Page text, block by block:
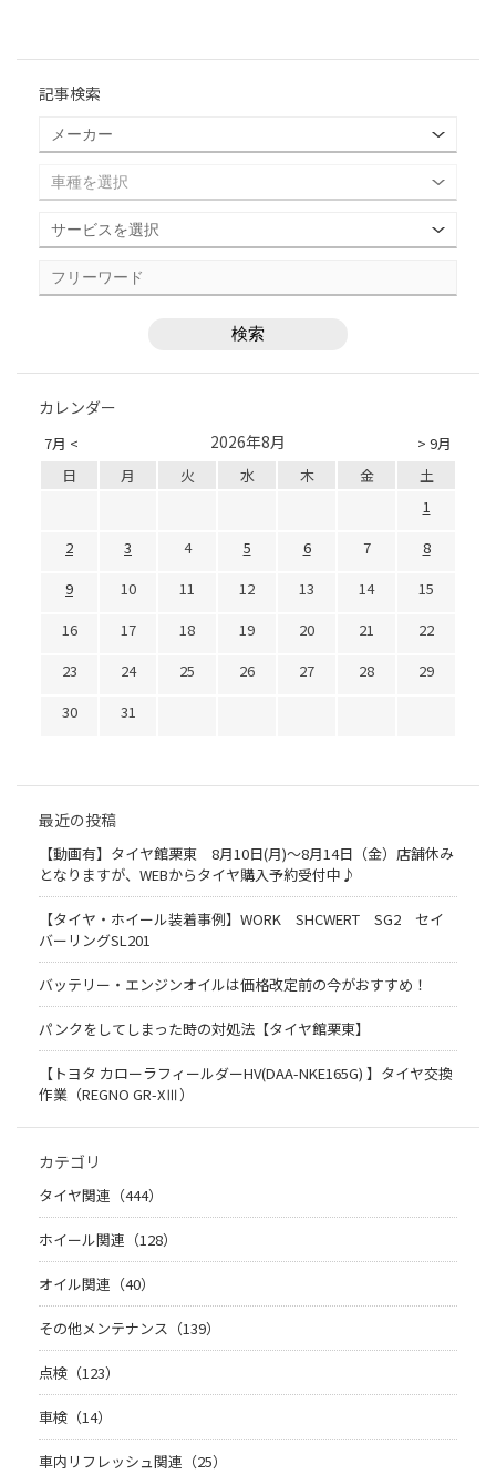
記事検索
カレンダー
7月 < > 9月
2026年8月
日 月 火 水 木 金
土
1
2
3 4 5 6 7
8
9
10 11 12 13 14
15
16
17 18 19 20 21
22
23
24 25 26 27 28
29
30
31
最近の投稿
【動画有】タイヤ館栗東 8月10日(月)～8月14日（金）店舗休み
となりますが、WEBからタイヤ購入予約受付中♪
【タイヤ・ホイール装着事例】WORK SHCWERT SG2 セイ
バーリングSL201
バッテリー・エンジンオイルは価格改定前の今がおすすめ！
パンクをしてしまった時の対処法【タイヤ館栗東】
【トヨタ カローラフィールダーHV(DAA-NKE165G) 】タイヤ交換
作業（REGNO GR-XⅢ）
カテゴリ
タイヤ関連（444）
ホイール関連（128）
オイル関連（40）
その他メンテナンス（139）
点検（123）
車検（14）
車内リフレッシュ関連（25）